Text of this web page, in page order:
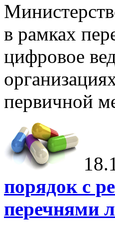
в рамках
цифровое
первичной
порядок с
перечнями